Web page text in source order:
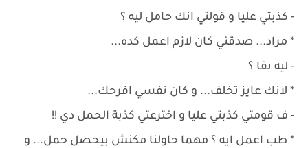
- كذبتي عليا و قولتي انك حامل ليه ؟
* مراد... صدقني كان لازم اعمل كده...
- ليه بقا ؟
* لانك عايز تخلف... و كان نفسي افرحك...
- ف قومتي كذبتي عليا و اخترعتي كذبة الحمل دي !!
* طب اعمل ايه ؟ مهما حاولنا مكنش بيحصل حمل... و